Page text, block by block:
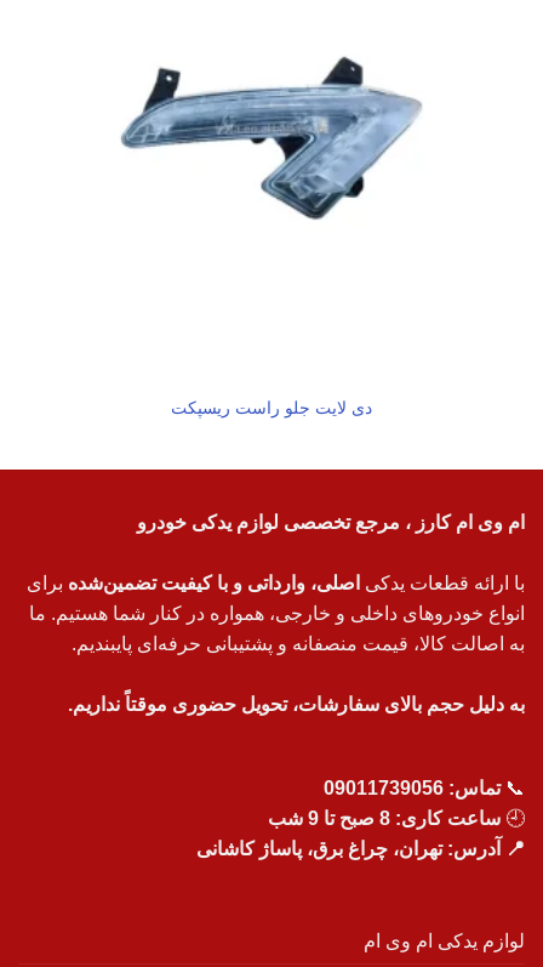
دی لایت جلو راست ریسپکت
ام وی ام کارز ، مرجع تخصصی لوازم یدکی خودرو
با ارائه قطعات یدکی اصلی، وارداتی و با کیفیت تضمین‌شده برای
انواع خودروهای داخلی و خارجی، همواره در کنار شما هستیم. ما
به اصالت کالا، قیمت منصفانه و پشتیبانی حرفه‌ای پایبندیم.
به دلیل حجم بالای سفارشات، تحویل حضوری موقتاً نداریم.
📞تماس: 09011739056
🕘 ساعت کاری: 8 صبح تا 9 شب
📍 آدرس: تهران، چراغ برق، پاساژ کاشانی
لوازم یدکی ام وی ام